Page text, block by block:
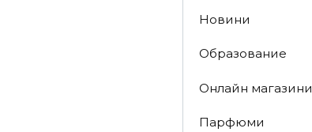
Новини
Образование
Онлайн магазини
Парфюми